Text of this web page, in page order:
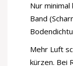
Nur
Band
Mehr Luft
kürzen. Bei